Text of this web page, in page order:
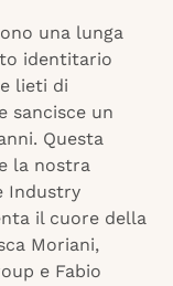
una lunga
identitario
lieti di
sancisce un
Questa
la nostra
Industry
il cuore della
Moriani,
e Fabio